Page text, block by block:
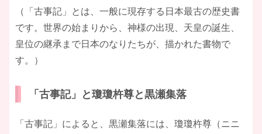
（「古事記」とは、一般に現存する日本最古の歴史書
です。世界の始まりから、神様の出現、天皇の誕生、
皇位の継承まで日本のなりたちが、描かれた書物で
す。）
「古事記」と瓊瓊杵尊と黒瀬集落
「古事記」によると、黒瀬集落には、瓊瓊杵尊（ニニ